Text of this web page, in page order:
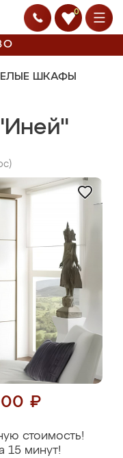
0
ШКАФЫ
₽
стоимость!
15 минут!